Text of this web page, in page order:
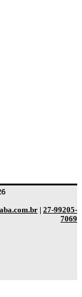
| 27-99205-
7069